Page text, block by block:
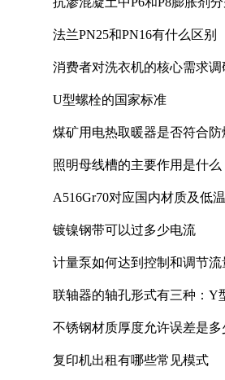
法兰PN25和PN16有什么区别
消费者对洗衣机的核心需求调
U型螺栓的国家标准
煤矿用电热取暖器是否符合
照明母线槽的主要作用是什么
A516Gr70对应国内材质及低
镀镍钢带可以过多少电流
计量泵如何达到控制和调节流
联轴器的轴孔形式有三种：Y
不锈钢材质厚度允许误差是多
复印机出租有哪些常见模式